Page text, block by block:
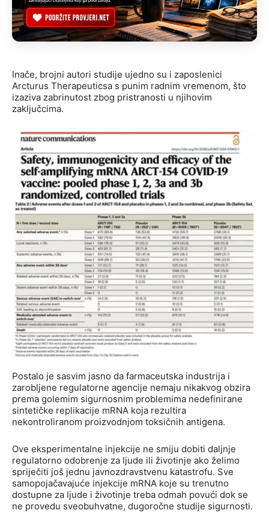
Inače, brojni autori studije ujedno su i zaposlenici
Arcturus Therapeuticsa s punim radnim vremenom, što
izaziva zabrinutost zbog pristranosti u njihovim
zaključcima.
Postalo je sasvim jasno da farmaceutska industrija i
zarobljene regulatorne agencije nemaju nikakvog obzira
prema golemim sigurnosnim problemima nedefinirane
sintetičke replikacije mRNA koja rezultira
nekontroliranom proizvodnjom toksičnih antigena.
Ove eksperimentalne injekcije ne smiju dobiti daljnje
regulatorno odobrenje za ljude ili životinje ako želimo
spriječiti još jednu javnozdravstvenu katastrofu. Sve
samopojačavajuće injekcije mRNA koje su trenutno
dostupne za ljude i životinje treba odmah povući dok se
ne provedu sveobuhvatne, dugoročne studije sigurnosti.